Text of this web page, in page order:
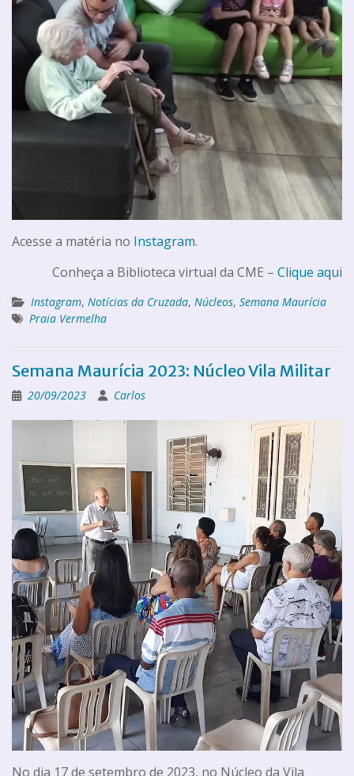
Acesse a matéria no Instagram.
Conheça a Biblioteca virtual da CME – Clique aqui
Instagram, Notícias da Cruzada, Núcleos, Semana Maurícia
Praia Vermelha
Semana Maurícia 2023: Núcleo Vila Militar
20/09/2023 Carlos
No dia 17 de setembro de 2023, no Núcleo da Vila